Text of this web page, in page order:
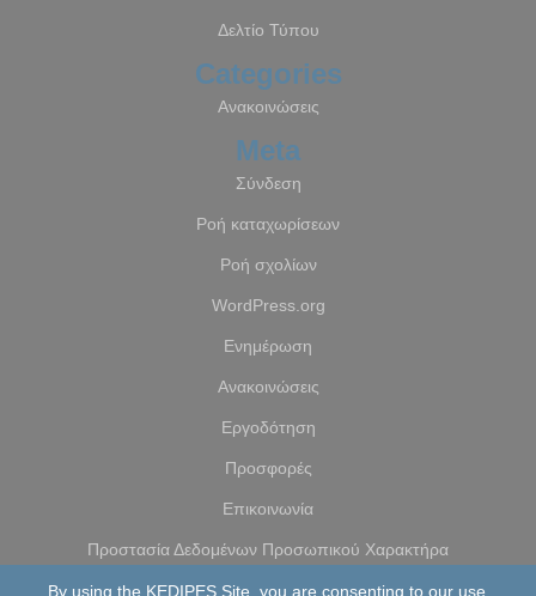
Δελτίο Τύπου
Categories
Ανακοινώσεις
Meta
Σύνδεση
Ροή καταχωρίσεων
Ροή σχολίων
WordPress.org
Ενημέρωση
Ανακοινώσεις
Εργοδότηση
Προσφορές
Επικοινωνία
Προστασία Δεδομένων Προσωπικού Χαρακτήρα
By using the KEDIPES Site, you are consenting to our use